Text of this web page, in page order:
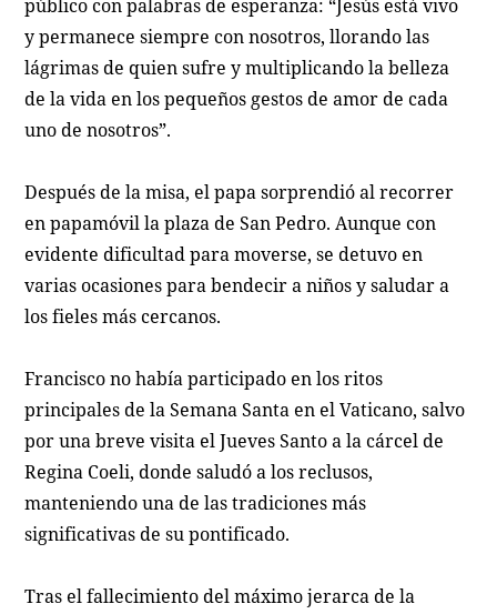
público con palabras de esperanza: “Jesús está vivo
y permanece siempre con nosotros, llorando las
lágrimas de quien sufre y multiplicando la belleza
de la vida en los pequeños gestos de amor de cada
uno de nosotros”.
Después de la misa, el papa sorprendió al recorrer
en papamóvil la plaza de San Pedro. Aunque con
evidente dificultad para moverse, se detuvo en
varias ocasiones para bendecir a niños y saludar a
los fieles más cercanos.
Francisco no había participado en los ritos
principales de la Semana Santa en el Vaticano, salvo
por una breve visita el Jueves Santo a la cárcel de
Regina Coeli, donde saludó a los reclusos,
manteniendo una de las tradiciones más
significativas de su pontificado.
Tras el fallecimiento del máximo jerarca de la